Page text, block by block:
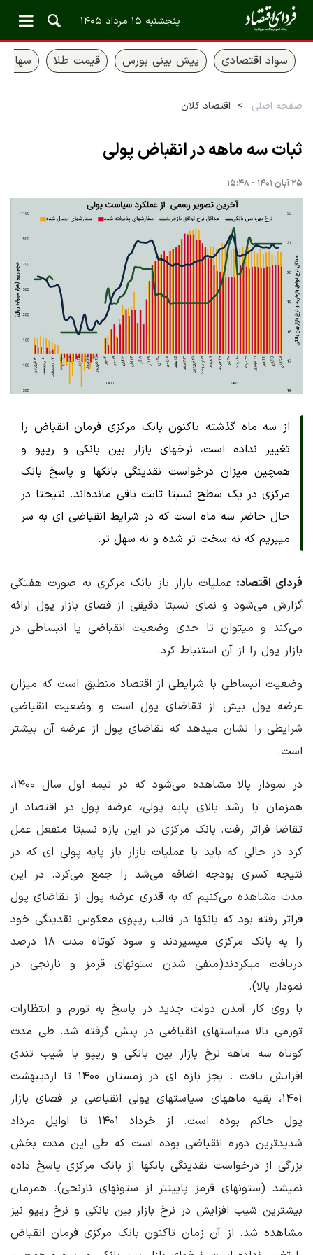
پنجشنبه ۱۵ مرداد ۱۴۰۵
سواد اقتصادی پیش بینی بورس قیمت طلا سهام
صفحه اصلی اقتصاد کلان
ثبات سه ماهه در انقباض پولی
۲۵ آبان ۱۴۰۱ - ۱۵:۴۸
از سه ماه گذشته تاکنون بانک مرکزی فرمان انقباض را
تغییر نداده است، نرخهای بازار بین بانکی و ریپو و
همچین میزان درخواست نقدینگی بانکها و پاسخ بانک
مرکزی در یک سطح نسبتا ثابت باقی مانده‌اند. نتیجتا در
حال حاضر سه ماه است که در شرایط انقباضی ای به سر
میبریم که نه سخت تر شده و نه سهل تر.
فردای اقتصاد: عملیات بازار باز بانک مرکزی به صورت هفتگی
گزارش می‌شود و نمای نسبتا دقیقی از فضای بازار پول ارائه
می‌کند و میتوان تا حدی وضعیت انقباضی یا انبساطی در
بازار پول را از آن استنباط کرد.
وضعیت انبساطی با شرایطی از اقتصاد منطبق است که میزان
عرضه پول بیش از تقاضای پول است و وضعیت انقباضی
شرایطی را نشان میدهد که تقاضای پول از عرضه آن بیشتر
است.
در نمودار بالا مشاهده می‌شود که در نیمه اول سال ۱۴۰۰،
همزمان با رشد بالای پایه پولی، عرضه پول در اقتصاد از
تقاضا فراتر رفت. بانک مرکزی در این بازه نسبتا منفعل عمل
کرد در حالی که باید با عملیات بازار باز پایه پولی ای که در
نتیجه کسری بودجه اضافه می‌شد را جمع می‌کرد. در این
مدت مشاهده می‌کنیم که به قدری عرضه پول از تقاضای پول
فراتر رفته بود که بانکها در قالب ریپوی معکوس نقدینگی خود
را به بانک مرکزی میسپردند و سود کوتاه مدت ۱۸ درصد
دریافت میکردند(منفی شدن ستونهای قرمز و نارنجی در
نمودار بالا).
با روی کار آمدن دولت جدید در پاسخ به تورم و انتظارات
تورمی بالا سیاستهای انقباضی در پیش گرفته شد. طی مدت
کوتاه سه ماهه نرخ بازار بین بانکی و ریپو با شیب تندی
افزایش یافت . بجز بازه ای در زمستان ۱۴۰۰ تا اردیبهشت
۱۴۰۱، بقیه ماههای سیاستهای پولی انقباضی بر فضای بازار
پول حاکم بوده است. از خرداد ۱۴۰۱ تا اوایل مرداد
شدیدترین دوره انقباضی بوده است که طی این مدت بخش
بزرگی از درخواست نقدینگی بانکها از بانک مرکزی پاسخ داده
نمیشد (ستونهای قرمز پایینتر از ستونهای نارنجی). همزمان
بیشترین شیب افزایش در نرخ بازار بین بانکی و نرخ ریپو نیز
مشاهده شد. از آن زمان تاکنون بانک مرکزی فرمان انقباض